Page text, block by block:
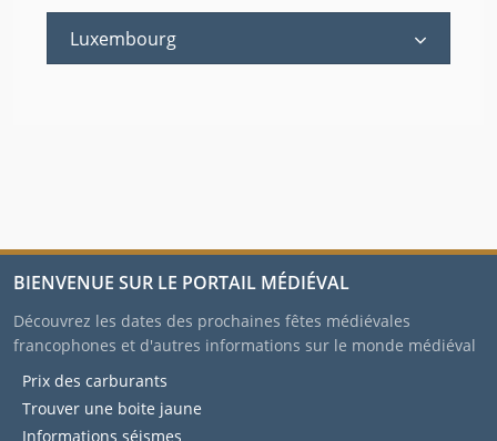
Luxembourg
BIENVENUE SUR LE PORTAIL MÉDIÉVAL
Découvrez les dates des prochaines fêtes médiévales
francophones et d'autres informations sur le monde médiéval
Prix des carburants
Trouver une boite jaune
Informations séismes